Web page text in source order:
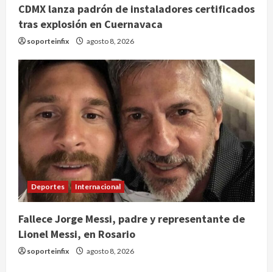
CDMX lanza padrón de instaladores certificados
tras explosión en Cuernavaca
soporteinfix agosto 8, 2026
Deportes Internacional
Fallece Jorge Messi, padre y representante de
Lionel Messi, en Rosario
soporteinfix agosto 8, 2026